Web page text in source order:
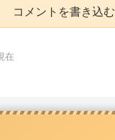
コメントを書き込む
在